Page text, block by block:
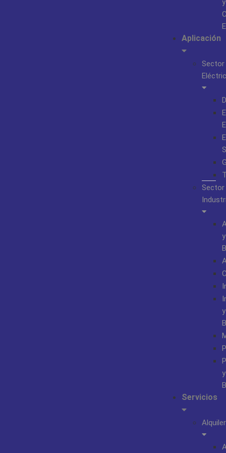
y
Aplicación
Sector
Sector
y
y
y
Servicios
Alquiler